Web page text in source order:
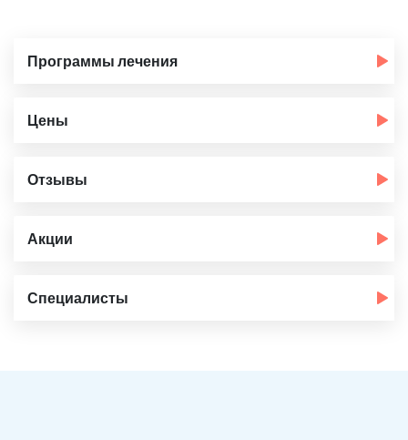
Программы лечения
Цены
Отзывы
Акции
Специалисты